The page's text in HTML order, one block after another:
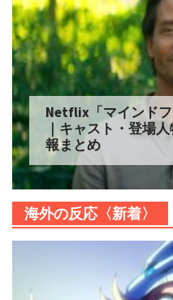
Netflix「マインド
｜キャスト・登場
報まとめ
海外の反応〈新着〉